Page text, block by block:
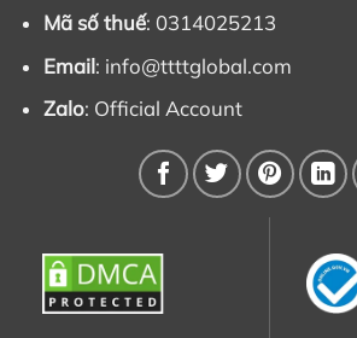
Mã số thuế: 0314025213
Email: info@ttttglobal.com
Zalo: Official Account